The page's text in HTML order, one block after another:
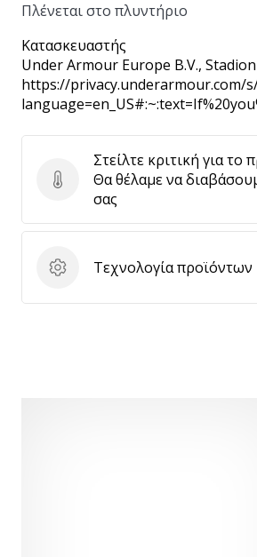
Πλένεται στο πλυντήριο
Κατασκευαστής
Under Armour Europe B.V.,
https://privacy.underarmour.com/
Στείλτε κριτική για το
Στείλτε κριτική για το
Θα θέλαμε να
σας
Τεχνολογία προϊόντων
Τεχνολογία προϊόντων